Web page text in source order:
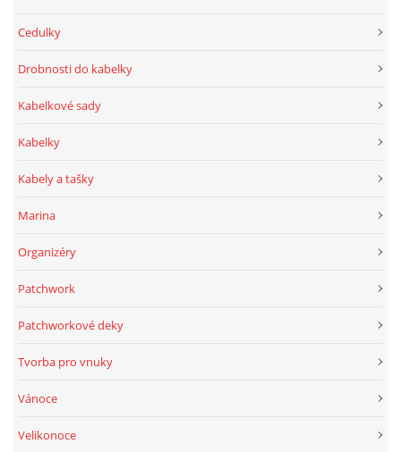
Cedulky
Drobnosti do kabelky
Kabelkové sady
Kabelky
Kabely a tašky
Marina
Organizéry
Patchwork
Patchworkové deky
Tvorba pro vnuky
Vánoce
Velikonoce